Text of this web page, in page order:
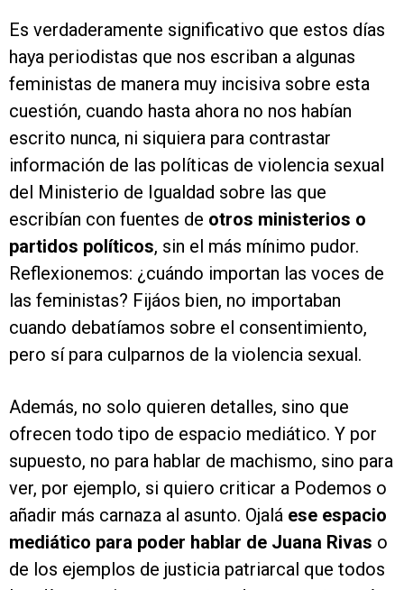
Es verdaderamente significativo que estos días
haya periodistas que nos escriban a algunas
feministas de manera muy incisiva sobre esta
cuestión, cuando hasta ahora no nos habían
escrito nunca, ni siquiera para contrastar
información de las políticas de violencia sexual
del Ministerio de Igualdad sobre las que
escribían con fuentes de otros ministerios o
partidos políticos, sin el más mínimo pudor.
Reflexionemos: ¿cuándo importan las voces de
las feministas? Fijáos bien, no importaban
cuando debatíamos sobre el consentimiento,
pero sí para culparnos de la violencia sexual.
Además, no solo quieren detalles, sino que
ofrecen todo tipo de espacio mediático. Y por
supuesto, no para hablar de machismo, sino para
ver, por ejemplo, si quiero criticar a Podemos o
añadir más carnaza al asunto. Ojalá ese espacio
mediático para poder hablar de Juana Rivas o
de los ejemplos de justicia patriarcal que todos